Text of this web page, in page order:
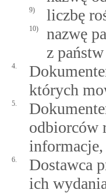
9) liczbę
10)
nazwę
z
4.
których
5.
odbiorców
6.
Dostawca
ich